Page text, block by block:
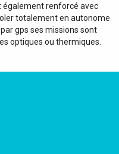
également renforcé avec
totalement en autonome
gps ses missions sont
optiques ou thermiques.